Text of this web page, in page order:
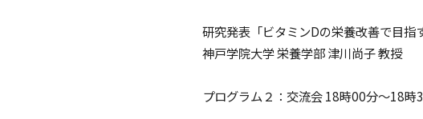
研究発表「ビタミンDの栄養改善で目指
神戸学院大学 栄養学部 津川尚子 教授
プログラム２：交流会 18時00分～18時